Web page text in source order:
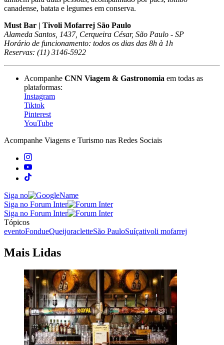
canadense, batata e legumes em conserva.
Must Bar | Tivoli Mofarrej São Paulo
Alameda Santos, 1437, Cerqueira César, São Paulo - SP
Horário de funcionamento: todos os dias das 8h à 1h
Reservas: (11) 3146-5922
Acompanhe CNN Viagem & Gastronomia em todas as
plataformas:
Instagram
Tiktok
Pinterest
YouTube
Acompanhe Viagens e Turismo nas Redes Sociais
Siga no
Siga no Forum Inter
Siga no Forum Inter
Tópicos
eventoFondueQueijoracletteSão PauloSuíçativoli mofarrej
Mais Lidas